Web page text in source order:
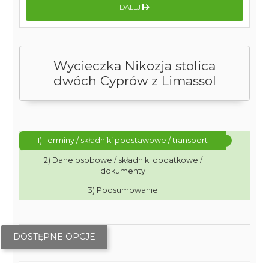
Wycieczka Nikozja stolica
dwóch Cyprów z Limassol
1) Terminy / składniki podstawowe / transport
2) Dane osobowe / składniki dodatkowe /
dokumenty
3) Podsumowanie
DOSTĘPNE OPCJE
DALEJ